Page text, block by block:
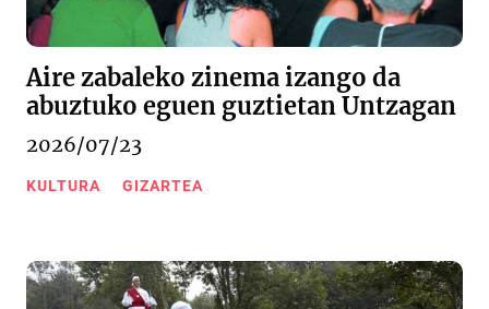
Aire zabaleko zinema izango da
abuztuko eguen guztietan Untzagan
2026/07/23
KULTURA GIZARTEA